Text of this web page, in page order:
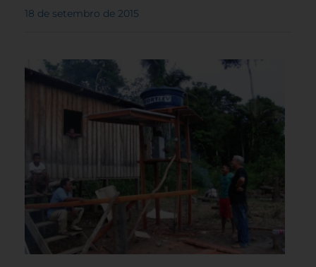
18 de setembro de 2015